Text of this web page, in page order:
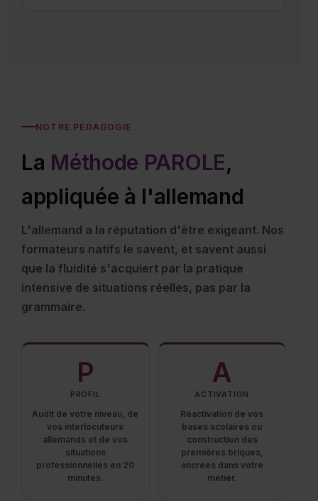
NOTRE PÉDAGOGIE
La Méthode PAROLE,
appliquée à l'allemand
L'allemand a la réputation d'être exigeant. Nos
formateurs natifs le savent, et savent aussi
que la fluidité s'acquiert par la pratique
intensive de situations réelles, pas par la
grammaire.
P
PROFIL
Audit de votre niveau, de
vos interlocuteurs
allemands et de vos
situations
professionnelles en 20
minutes.
A
ACTIVATION
Réactivation de vos
bases scolaires ou
construction des
premières briques,
ancrées dans votre
métier.